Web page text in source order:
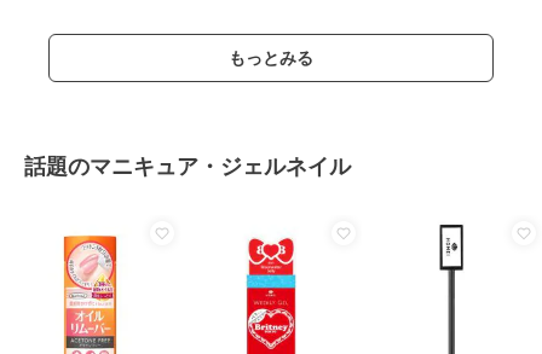
もっとみる
話題のマニキュア・ジェルネイル